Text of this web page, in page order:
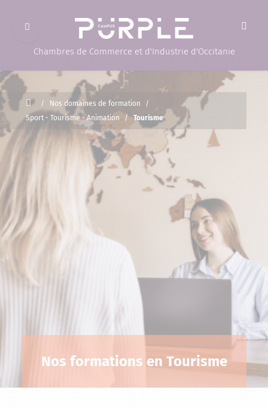
Ouvrir le menu
Chambres de Commerce et d'Industrie d'Occitanie
Accueil
/ Nos domaines de formation
/
Sport - Tourisme - Animation
/ Tourisme
Nos formations en Tourisme